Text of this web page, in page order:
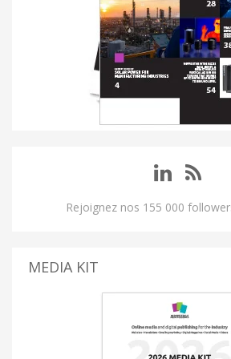
Rejoignez nos 155 000
MEDIA KIT